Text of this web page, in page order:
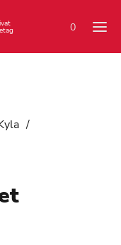
0
/